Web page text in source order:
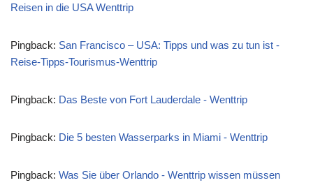
Reisen in die USA Wenttrip
Pingback: San Francisco – USA: Tipps und was zu tun ist -
Reise-Tipps-Tourismus-Wenttrip
Pingback: Das Beste von Fort Lauderdale - Wenttrip
Pingback: Die 5 besten Wasserparks in Miami - Wenttrip
Pingback: Was Sie über Orlando - Wenttrip wissen müssen